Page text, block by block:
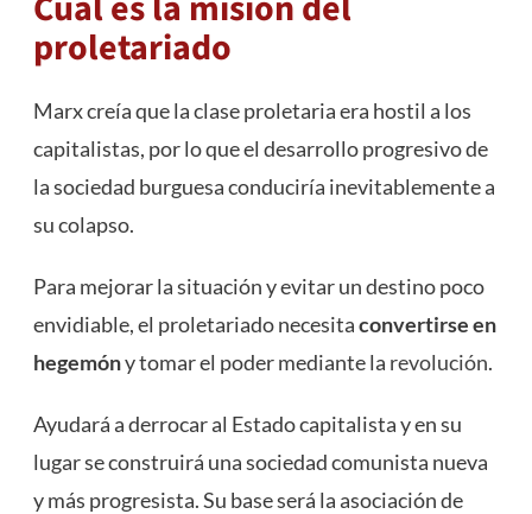
proletariado
Marx creía que la clase proletaria era hostil a los
capitalistas, por lo que el desarrollo progresivo de
la sociedad burguesa conduciría inevitablemente a
su colapso.
Para mejorar la situación y evitar un destino poco
envidiable, el proletariado necesitaconvertirse en
hegemóny tomar el poder mediante la revolución.
Ayudará a derrocar al Estado capitalista y en su
lugar se construirá una sociedad comunista nueva
y más progresista. Su base será la asociación de